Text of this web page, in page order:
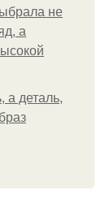
не
а
а деталь,